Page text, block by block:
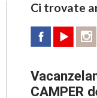
Ci trovate
CAMPER